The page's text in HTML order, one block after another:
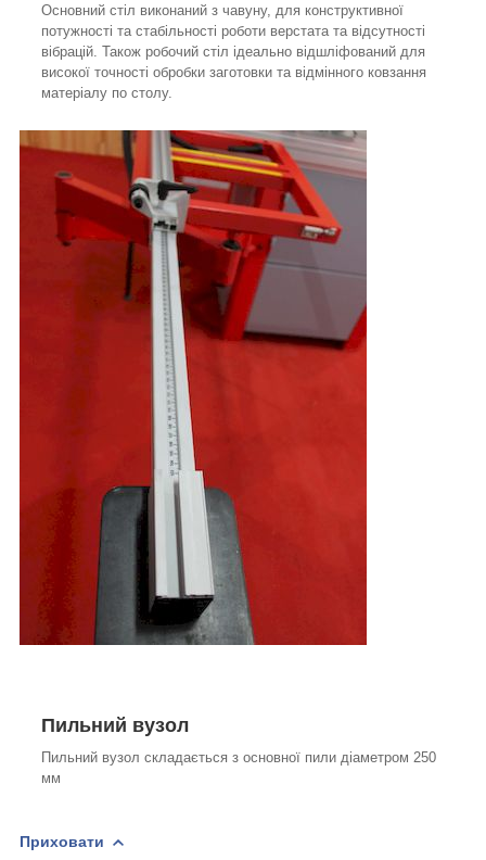
Основний стіл виконаний з чавуну, для конструктивної
потужності та стабільності роботи верстата та відсутності
вібрацій. Також робочий стіл ідеально відшліфований для
високої точності обробки заготовки та відмінного ковзання
матеріалу по столу.
Пильний вузол
Пильний вузол складається з основної пили діаметром 250
мм
Приховати